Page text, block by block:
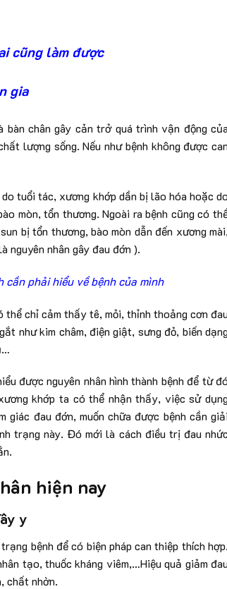
cũng làm được
gia
chân gây cản trở quá trình vận động của
lượng sống. Nếu như bệnh không được can
tuổi tác, xương khớp dần bị lão hóa hoặc do
mòn, tổn thương. Ngoài ra bệnh cũng có
bị tổn thương, bào mòn dẫn đến xương mài,
nguyên nhân gây đau đớn ).
phải hiểu về bệnh của mình
chỉ cảm thấy tê, mỏi, thỉnh thoảng cơn đau
như kim châm, điện giật, sưng đỏ, biến dạng
được nguyên nhân hình thành bệnh để từ đó
khớp ta có thể nhận thấy, việc sử dụng
giác đau đớn, muốn chữa được bệnh cần giải
trạng này. Đó mới là cách điều trị đau nhức
hiện nay
y
bệnh để có biện pháp can thiệp thích hợp.
tạo, thuốc kháng viêm,…Hiệu quả giảm đau
chất nhờn.